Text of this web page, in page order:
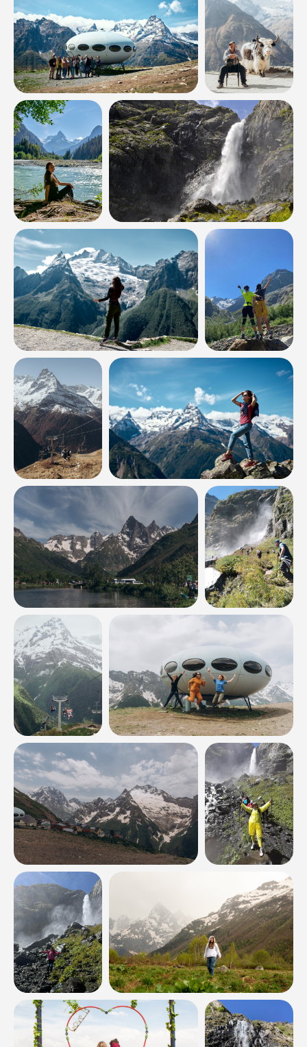
Оставить заявку
Программа, порядок проведения и тайминг похода/
тура могут быть изменены в зависимости
от погодных условий, пробок на дороге, опасности
для жизни и здоровья туристов, уровня подготовки
группы! Ваше участие в походе/туре означает
согласие выполнять указания инструктора
Наши туры
Расписание Все туры
Многодневные
Однодневные
Термальные источники
Рафтинг
Кросс-походы
Походы с палатками
Конные туры
Джип-туры
Туристам
Корпоративные
Новинки
Калмыкия
Ингушетия
Дигория
Дагестан
Безенги
Общий Праздничные
Календарь
Байкал
Архыз
Адыгея
Абхазия
Краснодарский край
Приэльбрусье
Северная Осетия
Чечня
Ставропольский край
Направления